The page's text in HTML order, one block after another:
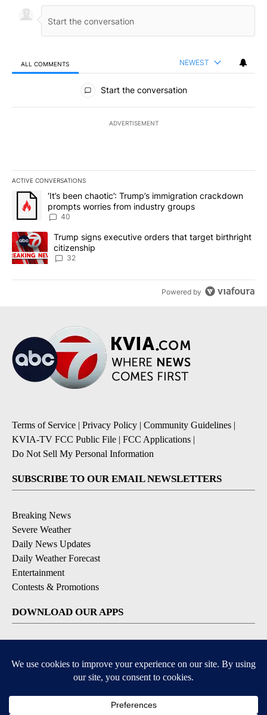
ALL COMMENTS NEWEST
All Comments
Start the conversation
ADVERTISEMENT
ACTIVE CONVERSATIONS
The following is a list of the most commented articles in the last
A trending article titled "‘It’s been chaotic’: Trump’s
‘It’s been chaotic’: Trump’s immigration crackdown
prompts worries from industry groups
40
A trending article titled "Trump signs executive orders that
Trump signs executive orders that target birthright
citizenship
32
Powered by
Terms of Service | Privacy Policy | Community Guidelines |
KVIA-TV FCC Public File | FCC Applications |
Do Not Sell My Personal Information
SUBSCRIBE TO OUR EMAIL NEWSLETTERS
Breaking News
Severe Weather
Daily News Updates
Daily Weather Forecast
Entertainment
Contests & Promotions
DOWNLOAD OUR APPS